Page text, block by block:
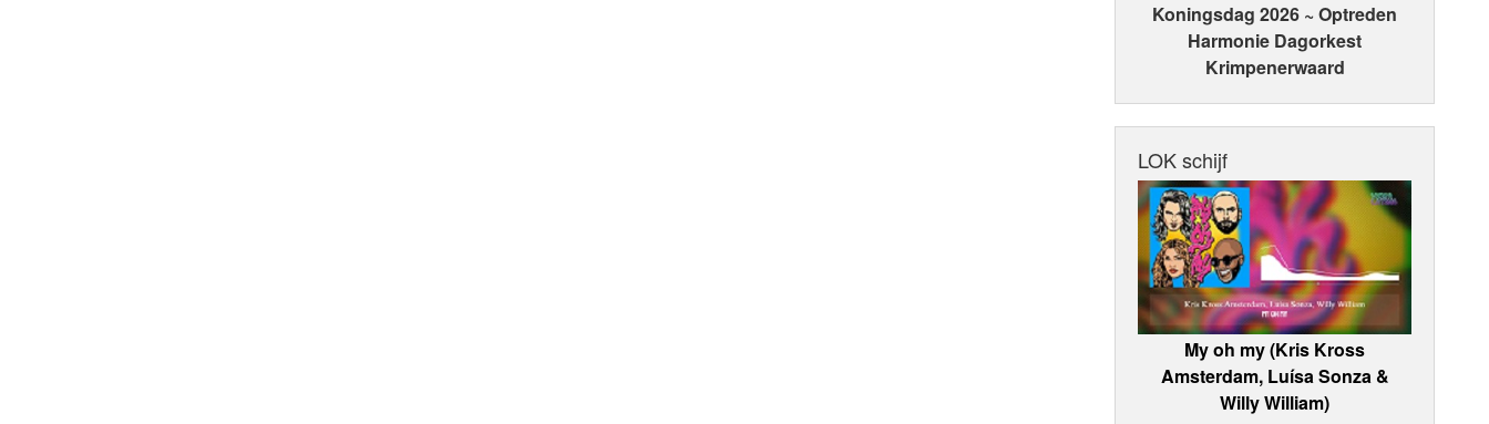
Koningsdag 2026 ~ Optreden
Harmonie Dagorkest
Krimpenerwaard
LOK schijf
My oh my (Kris Kross
Amsterdam, Luísa Sonza &
Willy William)